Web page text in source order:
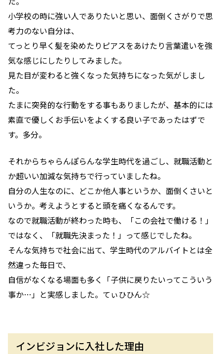
小学校の時に強い人でありたいと思い、面倒くさがりで思
考力のない自分は、
てっとり早く髪を染めたりピアスをあけたり言葉遣いを強
気な感じにしたりしてみました。
見た目が変わると強くなった気持ちになった気がしまし
た。
たまに突発的な行動をする事もありましたが、基本的には
素直で優しくお手伝いをよくする良い子であったはずで
す。多分。
それからちゃらんぽらんな学生時代を過ごし、就職活動と
か超いい加減な気持ちで行っていましたね。
自分の人生なのに、どこか他人事というか、面倒くさいと
いうか。考えようとすると頭を痛くなるんです。
なので就職活動が終わった時も、「この会社で働ける！」
ではなく、「就職先決まった！」って感じでしたね。
そんな気持ちで社会に出て、学生時代のアルバイトとは全
然違った毎日で、
自信がなくなる場面も多く「子供に戻りたいってこういう
事か…」と実感しました。てぃひひん☆
インビジョンに入社した理由